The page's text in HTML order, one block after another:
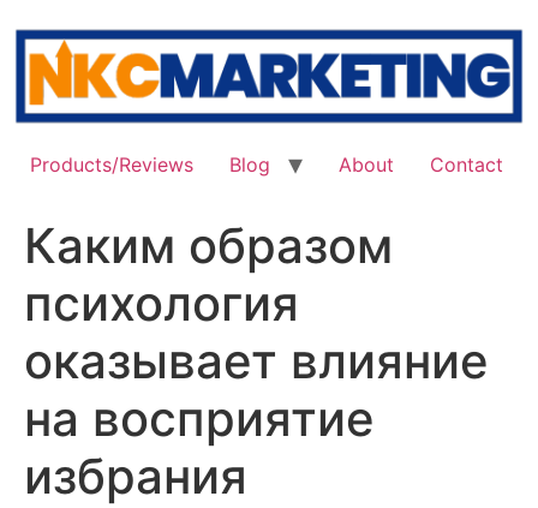
content
Products/Reviews Blog About Contact
Каким образом
психология
оказывает влияние
на восприятие
избрания